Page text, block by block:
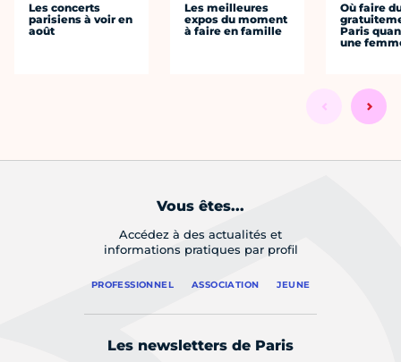
Les concerts
parisiens à voir en
août
Les meilleures
expos du moment
à faire en famille
Où faire
Paris
une
Vous êtes...
Accédez à des actualités et
informations pratiques par profil
PROFESSIONNEL ASSOCIATION JEUNE
Les newsletters de Paris